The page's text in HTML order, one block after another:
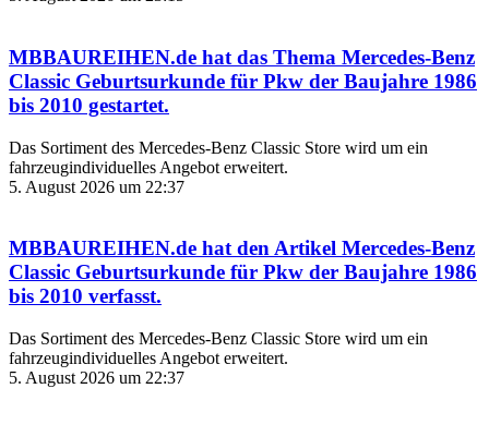
MBBAUREIHEN.de hat das Thema Mercedes-Benz
Classic Geburtsurkunde für Pkw der Baujahre 1986
bis 2010 gestartet.
Das Sortiment des Mercedes‑Benz Classic Store wird um ein
fahrzeugindividuelles Angebot erweitert.
5. August 2026 um 22:37
MBBAUREIHEN.de hat den Artikel Mercedes-Benz
Classic Geburtsurkunde für Pkw der Baujahre 1986
bis 2010 verfasst.
Das Sortiment des Mercedes‑Benz Classic Store wird um ein
fahrzeugindividuelles Angebot erweitert.
5. August 2026 um 22:37